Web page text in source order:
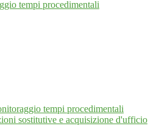
tempi procedimentali
tempi procedimentali
sostitutive e acquisizione d'ufficio